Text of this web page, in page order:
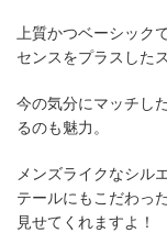
上質かつベーシック
センスをプラスした
今の気分にマッチし
るのも魅力。
メンズライクなシル
テールにもこだわっ
見せてくれますよ！